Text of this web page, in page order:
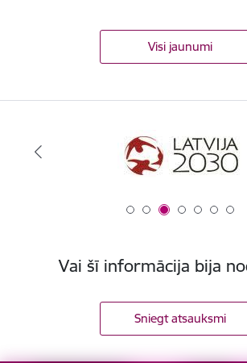
Visi jaunumi
Vai šī informācija bija
Sniegt atsauksmi